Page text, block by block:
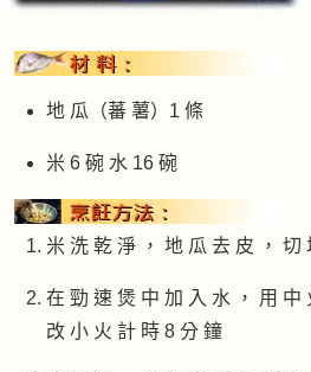
地 瓜（蕃 薯）1 條
米 6 碗 水 16 碗
米 洗 乾 淨 ， 地 瓜 去 皮 ， 切
在 勁 速 煲 中 加 入 水 ， 用 中
改 小 火 計 時 8 分 鐘